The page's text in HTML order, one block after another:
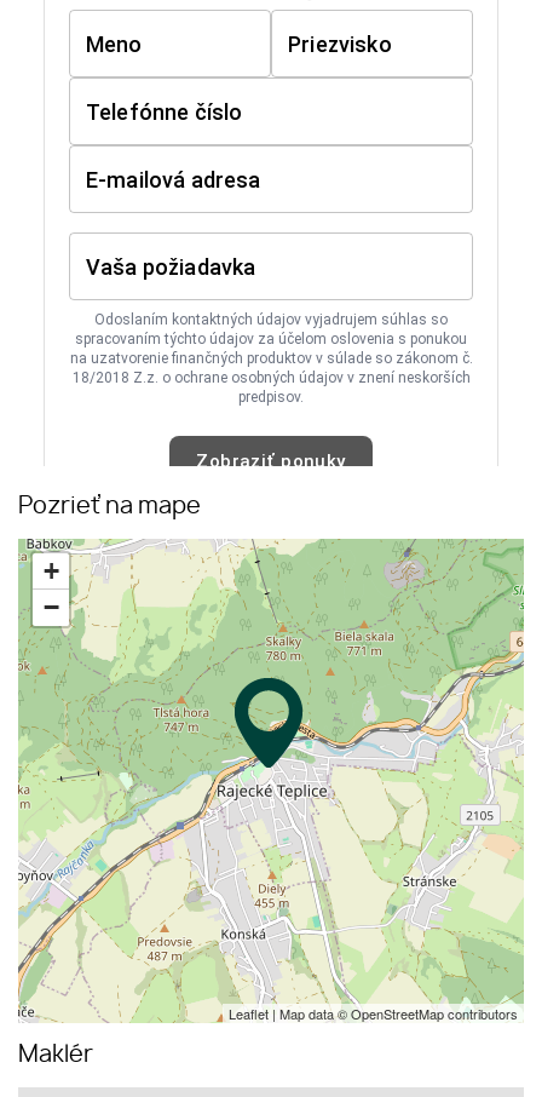
Pozrieť na mape
+
−
Leaflet | Map data ©OpenStreetMapcontributors
Maklér